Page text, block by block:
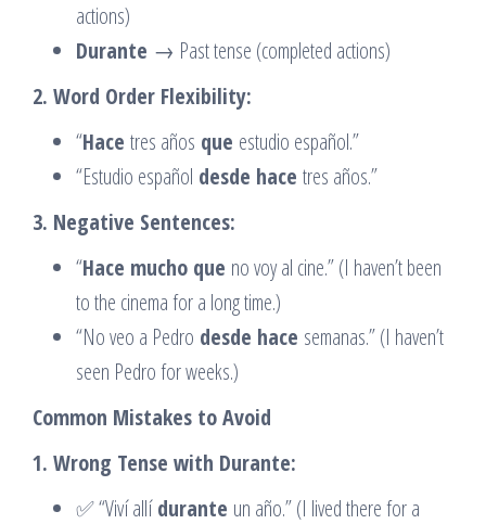
actions)
Durante → Past tense (completed actions)
2. Word Order Flexibility:
“Hace tres años que estudio español.”
“Estudio español desde hace tres años.”
3. Negative Sentences:
“Hace mucho que no voy al cine.” (I haven’t been
to the cinema for a long time.)
“No veo a Pedro desde hace semanas.” (I haven’t
seen Pedro for weeks.)
Common Mistakes to Avoid
1. Wrong Tense with Durante:
✅ “Viví allídurante un año.” (I lived there for a